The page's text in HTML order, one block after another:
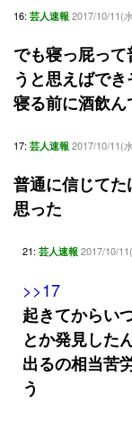
16: 芸人速報 2017/10/11(
でも寝っ屁っ
うと思えばでき
寝る前に酒飲
17: 芸人速報 2017/10/11(
普通に信じて
思った
21: 芸人速報 2017/10/
>>17
起きてからい
とか発見した
出るの相当苦
う